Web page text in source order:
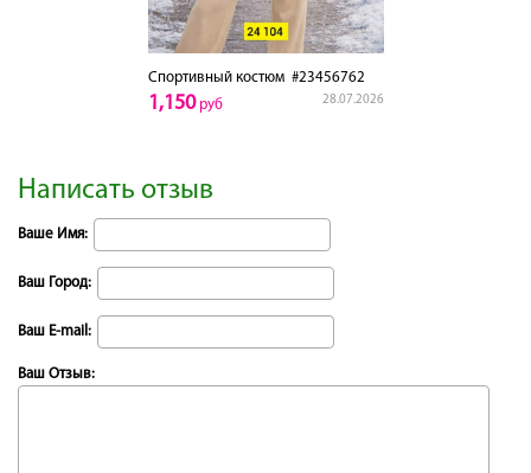
Спортивный костюм#23456762
28.07.2026
1,150руб
Написать отзыв
Ваше Имя:
Ваш Город:
Ваш E-mail:
Ваш Отзыв: